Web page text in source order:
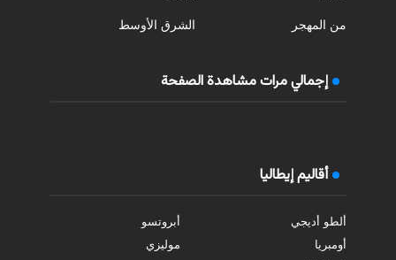
من المهجر الشرق الأوسط
إجمالي مرات مشاهدة الصفحة
أقاليم إيطاليا
ألطو أديجي
أبروتسو
أومبريا
موليزي